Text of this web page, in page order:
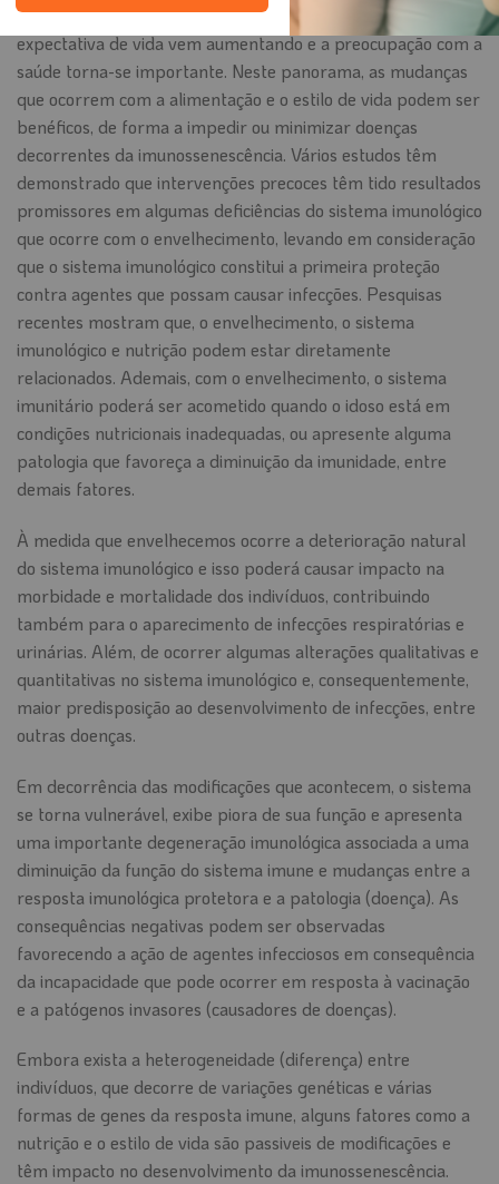
importante da sociedade atual, nos últimos anos, a
expectativa de vida vem aumentando e a preocupação com a
saúde torna-se importante. Neste panorama, as mudanças
que ocorrem com a alimentação e o estilo de vida podem ser
benéficos, de forma a impedir ou minimizar doenças
decorrentes da imunossenescência. Vários estudos têm
demonstrado que intervenções precoces têm tido resultados
promissores em algumas deficiências do sistema imunológico
que ocorre com o envelhecimento, levando em consideração
que o sistema imunológico constitui a primeira proteção
contra agentes que possam causar infecções. Pesquisas
recentes mostram que, o envelhecimento, o sistema
imunológico e nutrição podem estar diretamente
relacionados. Ademais, com o envelhecimento, o sistema
imunitário poderá ser acometido quando o idoso está em
condições nutricionais inadequadas, ou apresente alguma
patologia que favoreça a diminuição da imunidade, entre
demais fatores.
À medida que envelhecemos ocorre a deterioração natural
do sistema imunológico e isso poderá causar impacto na
morbidade e mortalidade dos indivíduos, contribuindo
também para o aparecimento de infecções respiratórias e
urinárias. Além, de ocorrer algumas alterações qualitativas e
quantitativas no sistema imunológico e, consequentemente,
maior predisposição ao desenvolvimento de infecções, entre
outras doenças.
Em decorrência das modificações que acontecem, o sistema
se torna vulnerável, exibe piora de sua função e apresenta
uma importante degeneração imunológica associada a uma
diminuição da função do sistema imune e mudanças entre a
resposta imunológica protetora e a patologia (doença). As
consequências negativas podem ser observadas
favorecendo a ação de agentes infecciosos em consequência
da incapacidade que pode ocorrer em resposta à vacinação
e a patógenos invasores (causadores de doenças).
Embora exista a heterogeneidade (diferença) entre
indivíduos, que decorre de variações genéticas e várias
formas de genes da resposta imune, alguns fatores como a
nutrição e o estilo de vida são passiveis de modificações e
têm impacto no desenvolvimento da imunossenescência.